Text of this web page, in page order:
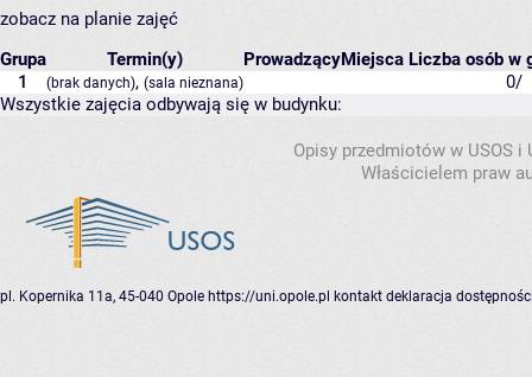
zobacz na planie zajęć
Grupa
Termin(y) ProwadzącyMiejsca Liczba osób w
1
(brak danych), (sala nieznana)
0/
Wszystkie zajęcia odbywają się w budynku:
Opisy przedmiotów w USOS
Właścicielem praw
pl. Kopernika 11a, 45-040 Opole https://uni.opole.pl kontakt deklaracja